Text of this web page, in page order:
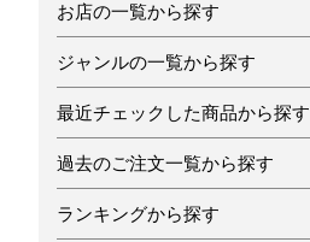
お店の一覧から探す
ジャンルの一覧から探す
最近チェックした商品から探す
過去のご注文一覧から探す
ランキングから探す